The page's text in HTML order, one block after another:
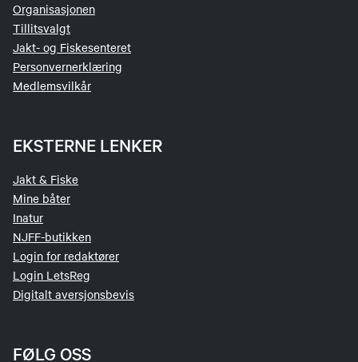
Organisasjonen
Tillitsvalgt
Jakt- og Fiskesenteret
Personvernerklæring
Medlemsvilkår
EKSTERNE LENKER
Jakt & Fiske
Mine båter
Inatur
NJFF-butikken
Login for redaktører
Login LetsReg
Digitalt aversjonsbevis
FØLG OSS